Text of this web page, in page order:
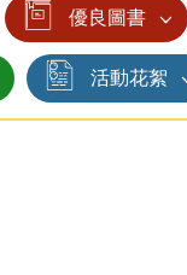
優良圖書
活動花絮